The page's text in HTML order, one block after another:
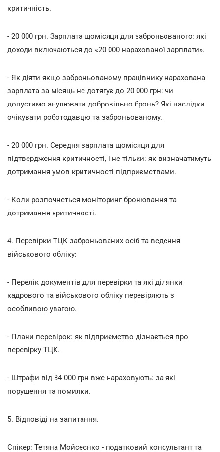
критичність.
- 20 000 грн. Зарплата щомісяця для заброньованого: які
доходи включаються до «20 000 нарахованої зарплати».
- Як діяти якщо заброньованому працівнику нарахована
зарплата за місяць не дотягує до 20 000 грн: чи
допустимо анулювати добровільно бронь? Які наслідки
очікувати роботодавцю та заброньованому.
- 20 000 грн. Середня зарплата щомісяця для
підтвердження критичності, і не тільки: як визначатимуть
дотримання умов критичності підприємствами.
- Коли розпочнеться моніторинг бронювання та
дотримання критичності.
4. Перевірки ТЦК заброньованих осіб та ведення
військового обліку:
- Перелік документів для перевірки та які ділянки
кадрового та військового обліку перевіряють з
особливою увагою.
- Плани перевірок: як підприємство дізнається про
перевірку ТЦК.
- Штрафи від 34 000 грн вже нараховують: за які
порушення та помилки.
5. Відповіді на запитання.
Спікер: Тетяна Мойсеєнко - податковий консультант та